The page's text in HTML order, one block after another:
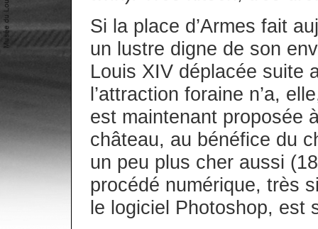
Si la place d’Armes fait
un lustre digne de son
Louis XIV déplacée suite
l’attraction foraine n’a,
est maintenant proposée
château, au bénéfice du
un peu plus cher aussi
procédé numérique, très
le logiciel Photoshop, est